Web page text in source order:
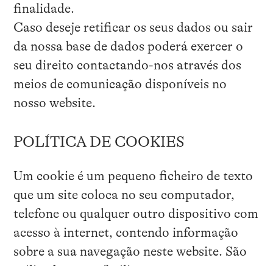
finalidade.
Caso deseje retificar os seus dados ou sair
da nossa base de dados poderá exercer o
seu direito contactando-nos através dos
meios de comunicação disponíveis no
nosso website.
POLÍTICA DE COOKIES
Um cookie é um pequeno ficheiro de texto
que um site coloca no seu computador,
telefone ou qualquer outro dispositivo com
acesso à internet, contendo informação
sobre a sua navegação neste website. São